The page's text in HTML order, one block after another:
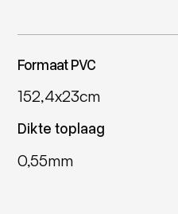
Formaat PVC
152,4x23cm
Dikte toplaag
0,55mm